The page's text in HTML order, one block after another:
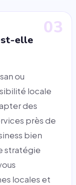
03
elle
ou
locale
des
près de
bien
stratégie
locales et